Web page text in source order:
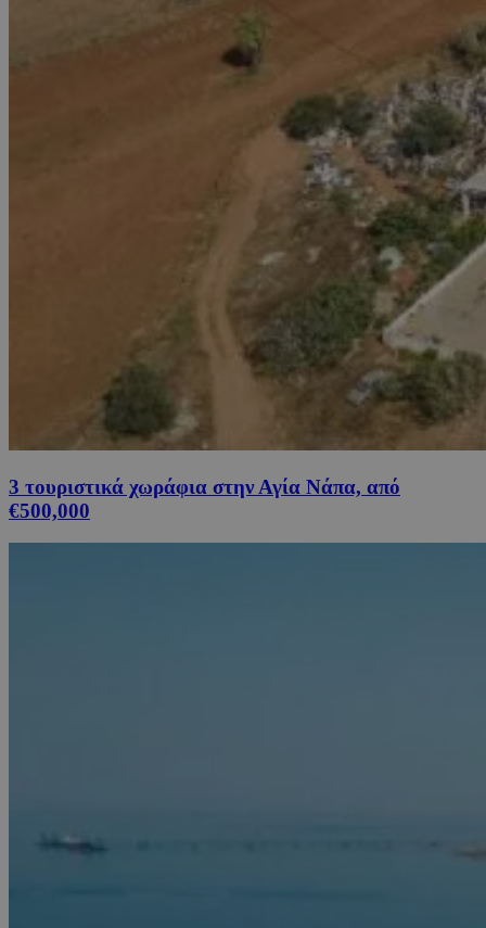
3 τουριστικά χωράφια στην Αγία Νάπα, από
€500,000